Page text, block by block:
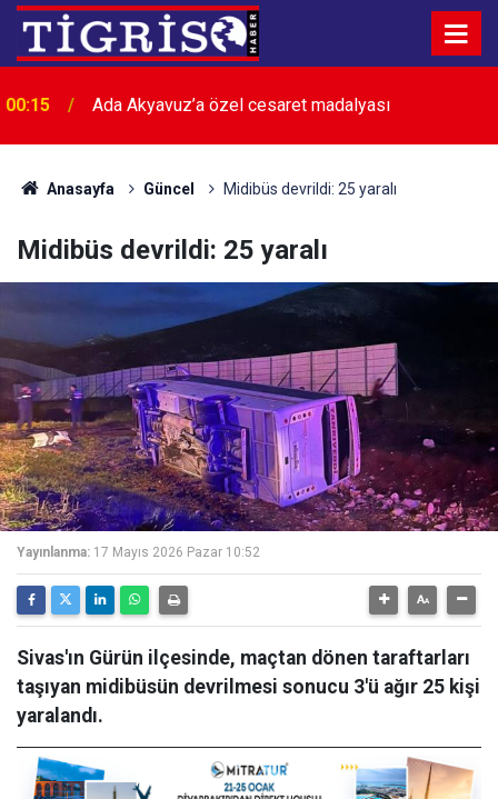
00:15 Ada Akyavuz’a özel cesaret madalyası
Anasayfa Güncel Midibüs devrildi: 25 yaralı
Midibüs devrildi: 25 yaralı
Yayınlanma: 17 Mayıs 2026 Pazar 10:52
Sivas'ın Gürün ilçesinde, maçtan dönen taraftarları
taşıyan midibüsün devrilmesi sonucu 3'ü ağır 25 kişi
yaralandı.